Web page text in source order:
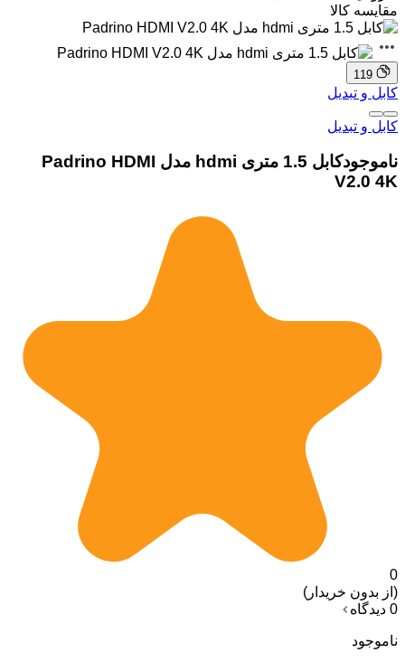
مقایسه کالا
119
کابل و تبدیل
کابل و تبدیل
ناموجود
کابل 1.5 متری hdmi مدل Padrino HDMI
V2.0 4K
0
(از بدون خریدار)
0 دیدگاه
ناموجود